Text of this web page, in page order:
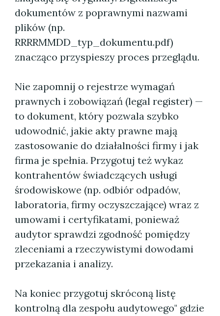
dokumentów z poprawnymi nazwami
plików (np.
RRRRMMDD_typ_dokumentu.pdf)
znacząco przyspieszy proces przeglądu.
Nie zapomnij o rejestrze wymagań
prawnych i zobowiązań (legal register) —
to dokument, który pozwala szybko
udowodnić, jakie akty prawne mają
zastosowanie do działalności firmy i jak
firma je spełnia. Przygotuj też wykaz
kontrahentów świadczących usługi
środowiskowe (np. odbiór odpadów,
laboratoria, firmy oczyszczające) wraz z
umowami i certyfikatami, ponieważ
audytor sprawdzi zgodność pomiędzy
zleceniami a rzeczywistymi dowodami
przekazania i analizy.
Na koniec przygotuj skróconą listę
kontrolną dla zespołu audytowego" gdzie